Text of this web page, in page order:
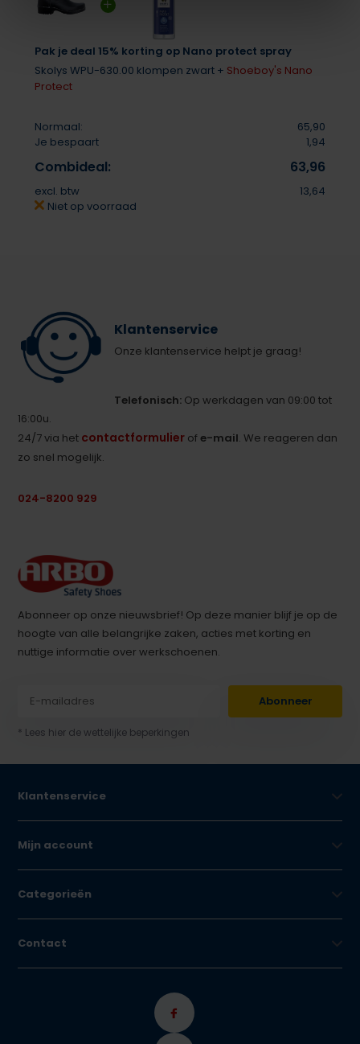
Pak je deal 15% korting op Nano protect spray
Skolys WPU-630.00 klompen zwart + Shoeboy's Nano
Protect
Normaal:
65,90
Je bespaart
1,94
Combideal: 63,96
excl. btw
13,64
Niet op voorraad
Klantenservice
Onze klantenservice helpt je graag!
Telefonisch: Op werkdagen van 09:00 tot
16:00u.
24/7 via het contactformulier ofe-mail. We reageren dan
zo snel mogelijk.
024-8200 929
Abonneer op onze nieuwsbrief! Op deze manier blijf je op de
hoogte van alle belangrijke zaken, acties met korting en
nuttige informatie over werkschoenen.
Abonneer
* Lees hier de wettelijke beperkingen
Klantenservice
Mijn account
Categorieën
Contact